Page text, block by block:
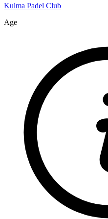
Kulma Padel Club
Age